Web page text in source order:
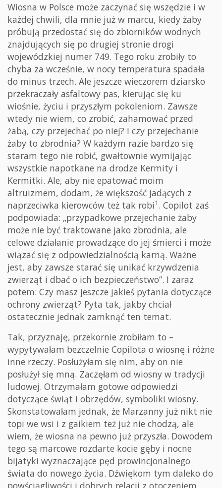
Wiosna w Polsce może zaczynać się wszędzie i w
każdej chwili, dla mnie już w marcu, kiedy żaby
próbują przedostać się do zbiorników wodnych
znajdujących się po drugiej stronie drogi
wojewódzkiej numer 749. Tego roku zrobiły to
chyba za wcześnie, w nocy temperatura spadała
do minus trzech. Ale jeszcze wieczorem dziarsko
przekraczały asfaltowy pas, kierując się ku
wiośnie, życiu i przyszłym pokoleniom. Zawsze
wtedy nie wiem, co zrobić, zahamować przed
żabą, czy przejechać po niej? I czy przejechanie
żaby to zbrodnia? W każdym razie bardzo się
staram tego nie robić, gwałtownie wymijając
wszystkie napotkane na drodze Kermity i
Kermitki. Ale, aby nie epatować moim
altruizmem, dodam, że większość jadących z
naprzeciwka kierowców też tak robi1 . Copilot zaś
podpowiada: „przypadkowe przejechanie żaby
może nie być traktowane jako zbrodnia, ale
celowe działanie prowadzące do jej śmierci i może
wiązać się z odpowiedzialnością karną. Ważne
jest, aby zawsze starać się unikać krzywdzenia
zwierząt i dbać o ich bezpieczeństwo”. I zaraz
potem: Czy masz jeszcze jakieś pytania dotyczące
ochrony zwierząt? Pyta tak, jakby chciał
ostatecznie jednak zamknąć ten temat.
Tak, przyznaję, przekornie zrobiłam to –
wypytywałam bezczelnie Copilota o wiosnę i różne
inne rzeczy. Posłużyłam się nim, aby on nie
posłużył się mną. Zaczęłam od wiosny w tradycji
ludowej. Otrzymałam gotowe odpowiedzi
dotyczące świąt i obrzędów, symboliki wiosny.
Skonstatowałam jednak, że Marzanny już nikt nie
topi we wsi i z gaikiem też już nie chodzą, ale
wiem, że wiosna na pewno już przyszła. Dowodem
tego są marcowe rozdarte kocie gęby i nocne
bijatyki wyznaczające pęd prowincjonalnego
świata do nowego życia. Dźwiękom tym daleko do
powściągliwości i dobrych relacji z otoczeniem,